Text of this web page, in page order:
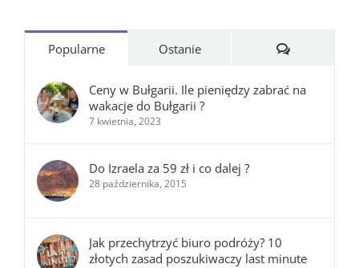
Popularne Ostanie Komentarze
Ceny w Bułgarii. Ile pieniędzy zabrać na
wakacje do Bułgarii ?
7 kwietnia, 2023
Do Izraela za 59 zł i co dalej ?
28 października, 2015
Jak przechytrzyć biuro podróży? 10
złotych zasad poszukiwaczy last minute